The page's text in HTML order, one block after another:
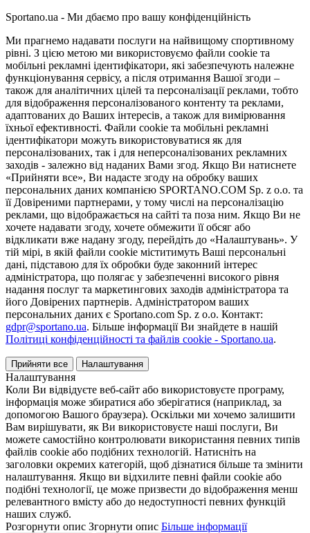
Sportano.ua - Ми дбаємо про вашу конфіденційність
Ми прагнемо надавати послуги на найвищому спортивному
рівні. З цією метою ми використовуємо файли cookie та
мобільні рекламні ідентифікатори, які забезпечують належне
функціонування сервісу, а після отримання Вашої згоди –
також для аналітичних цілей та персоналізації реклами, тобто
для відображення персоналізованого контенту та реклами,
адаптованих до Ваших інтересів, а також для вимірювання
їхньої ефективності. Файли cookie та мобільні рекламні
ідентифікатори можуть використовуватися як для
персоналізованих, так і для неперсоналізованих рекламних
заходів - залежно від наданих Вами згод. Якщо Ви натиснете
«Прийняти все», Ви надасте згоду на обробку ваших
персональних даних компанією SPORTANO.COM Sp. z o.o. та
її Довіреними партнерами, у тому числі на персоналізацію
реклами, що відображається на сайті та поза ним. Якщо Ви не
хочете надавати згоду, хочете обмежити її обсяг або
відкликати вже надану згоду, перейдіть до «Налаштувань». У
тій мірі, в якій файли cookie міститимуть Ваші персональні
дані, підставою для їх обробки буде законний інтерес
адміністратора, що полягає у забезпеченні високого рівня
надання послуг та маркетингових заходів адміністратора та
його Довірених партнерів. Адміністратором ваших
персональних даних є Sportano.com Sp. z o.o. Контакт:
gdpr@sportano.ua. Більше інформації Ви знайдете в нашій
Політиці конфіденційності та файлів cookie - Sportano.ua.
Прийняти все Налаштування
Налаштування
Коли Ви відвідуєте веб-сайт або використовуєте програму,
інформація може збиратися або зберігатися (наприклад, за
допомогою Вашого браузера). Оскільки ми хочемо залишити
Вам вирішувати, як Ви використовуєте наші послуги, Ви
можете самостійно контролювати використання певних типів
файлів cookie або подібних технологій. Натисніть на
заголовки окремих категорій, щоб дізнатися більше та змінити
налаштування. Якщо ви відхилите певні файли cookie або
подібні технології, це може призвести до відображення менш
релевантного вмісту або до недоступності певних функцій
наших служб.
Розгорнути опис Згорнути опис Більше інформації